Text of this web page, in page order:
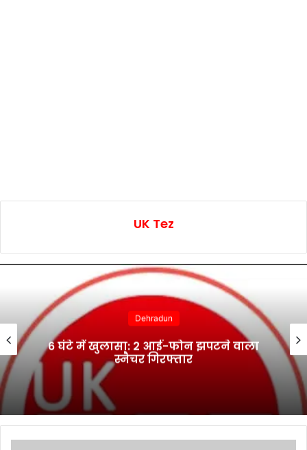
UK Tez
Dehradun
6 घंटे में खुलासा: 2 आई-फोन झपटने वाला
स्नैचर गिरफ्तार